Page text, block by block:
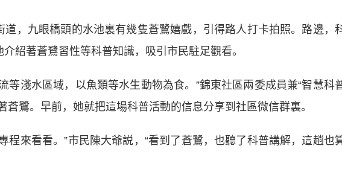
，九眼橋頭的水池裏有幾隻蒼鷺嬉戲，引得路人打卡拍照。路邊，
紹著蒼鷺習性等科普知識，吸引市民駐足觀看。
淺水區域，以魚類等水生動物為食。”錦東社區兩委成員兼“智慧科
蒼鷺。早前，她就把這場科普活動的信息分享到社區微信群裏。
來看看。”市民陳大爺説，“看到了蒼鷺，也聽了科普講解，這趟也